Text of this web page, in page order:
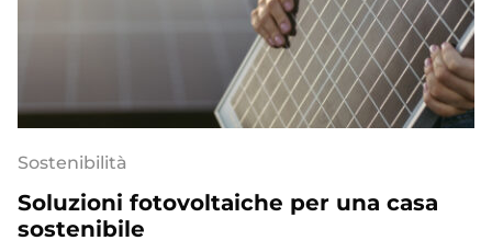
Sostenibilità
Soluzioni fotovoltaiche per una casa
sostenibile